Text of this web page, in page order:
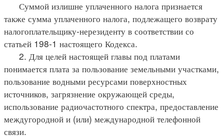
Суммой излишне уплаченного налога признается
также сумма уплаченного налога, подлежащего возврату
налогоплательщику-нерезиденту в соответствии со
статьей 198-1 настоящего Кодекса.
2. Для целей настоящей главы под платами
понимается плата за пользование земельными участками,
пользование водными ресурсами поверхностных
источников, загрязнение окружающей среды,
использование радиочастотного спектра, предоставление
междугородной и (или) международной телефонной
связи.